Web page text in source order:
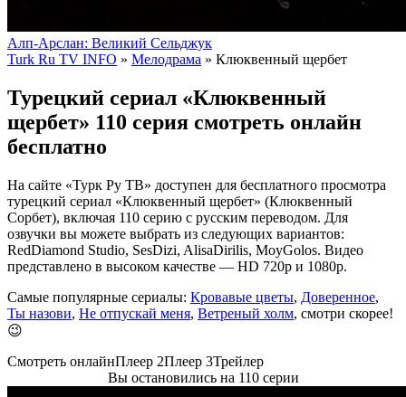
Алп-Арслан: Великий Сельджук
Turk Ru TV INFO » Мелодрама » Клюквенный щербет
Турецкий сериал «Клюквенный
щербет» 110 серия смотреть онлайн
бесплатно
На сайте «Турк Ру ТВ» доступен для бесплатного просмотра
турецкий сериал «Клюквенный щербет» (Клюквенный
Сорбет), включая 110 серию с русским переводом. Для
озвучки вы можете выбрать из следующих вариантов:
RedDiamond Studio, SesDizi, AlisaDirilis, MoyGolos. Видео
представлено в высоком качестве — HD 720p и 1080p.
Самые популярные сериалы: Кровавые цветы, Доверенное,
Ты назови, Не отпускай меня, Ветреный холм, смотри скорее!
😉
Смотреть онлайнПлеер 2Плеер 3Трейлер
Вы остановились на 110 серии